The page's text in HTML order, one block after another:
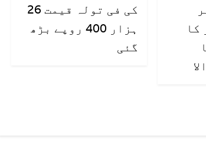
کا
کی فی تولہ قیمت 26
ہزار 400 روپے بڑھ
گئی